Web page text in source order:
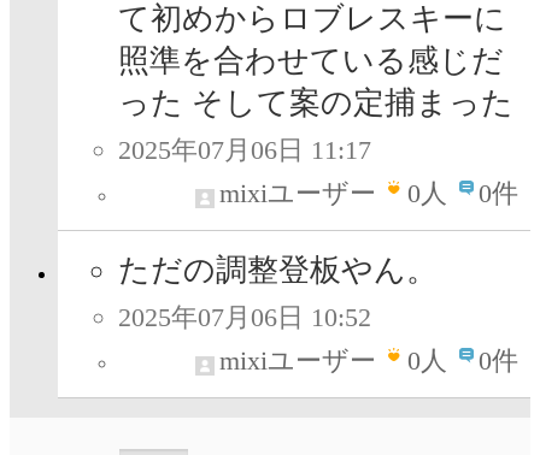
て初めからロブレスキーに
照準を合わせている感じだ
った そして案の定捕まった
2025年07月06日 11:17
mixiユーザー
0人 0件
ただの調整登板やん。
2025年07月06日 10:52
mixiユーザー
0人 0件